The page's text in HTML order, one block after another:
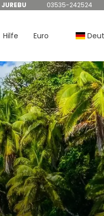
JUREBU 03535-242524
Hilfe Euro